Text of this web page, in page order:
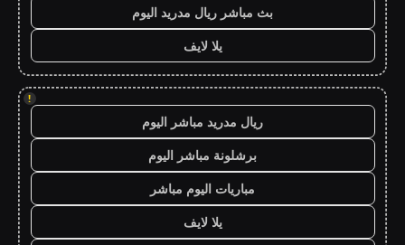
بث مباشر ريال مدريد اليوم
يلا لايف
!
ريال مدريد مباشر اليوم
برشلونة مباشر اليوم
مباريات اليوم مباشر
يلا لايف